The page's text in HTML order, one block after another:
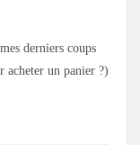
derniers coups
acheter un panier ?)